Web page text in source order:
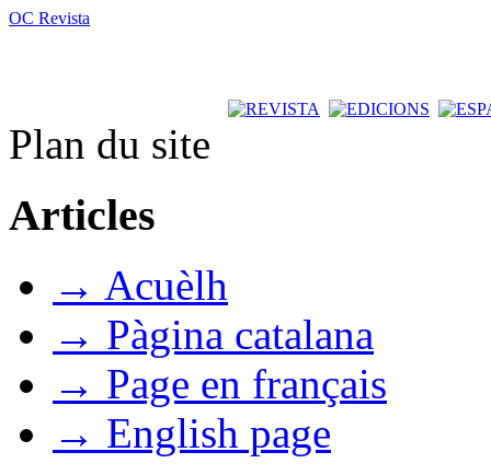
OC Revista
Plan du site
Articles
→ Acuèlh
→ Pàgina catalana
→ Page en français
→ English page